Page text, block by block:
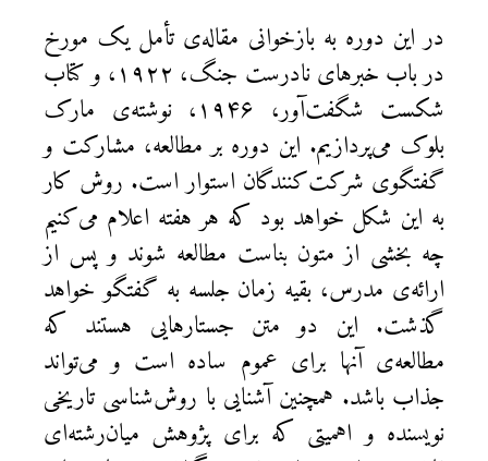
در این دوره به بازخوانی مقاله‌ی تأمل یک مورخ
در باب خبرهای نادرست جنگ، ۱۹۲۲، و کتاب
شکست شگفت‌آور، ۱۹۴۶، نوشته‌ی مارک
بلوک می‌پردازیم. این دوره بر مطالعه، مشارکت و
گفتگوی شرکت‌کنندگان استوار است. روش کار
به این شکل خواهد بود که هر هفته اعلام می‌کنیم
چه بخشی از متون بناست مطالعه شوند و پس از
ارائه‌ی مدرس، بقیه زمان جلسه به گفتگو خواهد
گذشت. این دو متن جستارهایی هستند که
مطالعه‌ی آنها برای عموم ساده است و می‌تواند
جذاب باشد. همچنین آشنایی با روش‌شناسی تاریخی
نویسنده و اهمیتی که برای پژوهش میان‌رشته‌ای